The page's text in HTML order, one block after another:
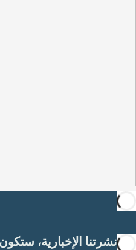
مع نشرتنا الإخبارية،